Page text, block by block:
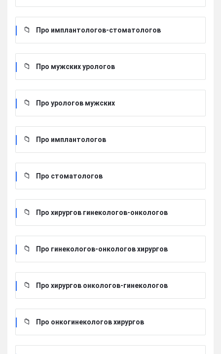
Про имплантологов-стоматологов
Про мужских урологов
Про урологов мужских
Про имплантологов
Про стоматологов
Про хирургов гинекологов-онкологов
Про гинекологов-онкологов хирургов
Про хирургов онкологов-гинекологов
Про онкогинекологов хирургов